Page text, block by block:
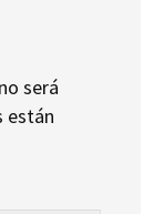
será
están